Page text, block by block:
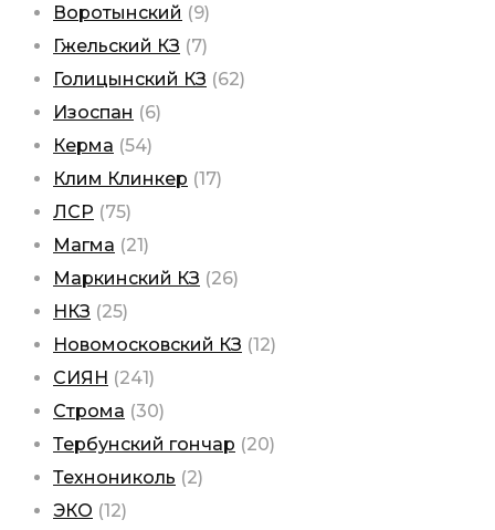
Воротынский (9)
Гжельский КЗ (7)
Голицынский КЗ (62)
Изоспан (6)
Керма (54)
Клим Клинкер (17)
ЛСР (75)
Магма (21)
Маркинский КЗ (26)
НКЗ (25)
Новомосковский КЗ (12)
СИЯН (241)
Строма (30)
Тербунский гончар (20)
Технониколь (2)
ЭКО (12)